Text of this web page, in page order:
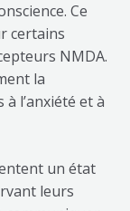
Ce
certains
NMDA.
la
l’anxiété et à
un état
leurs